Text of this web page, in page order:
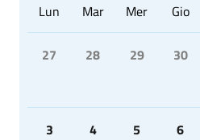
Lun Mar Mer Gio
27 28 29 30
3 4 5 6